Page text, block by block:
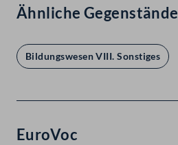
Ähnliche Gegenstände
Bildungswesen VIII. Sonstiges
EuroVoc